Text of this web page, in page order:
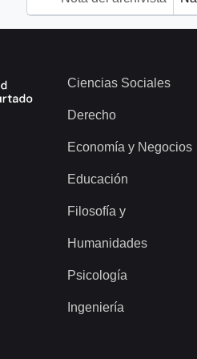
Ciencias Sociales
Derecho
Economía y Negocios
Educación
Filosofía y
Humanidades
Psicología
Ingeniería